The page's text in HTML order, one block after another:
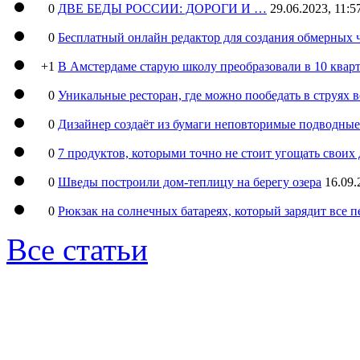
0 ДВЕ БЕДЫ РОССИИ: ДОРОГИ И … 29.06.2023,
0 Бесплатный онлайн редактор для создания обмерных
+1 В Амстердаме старую школу преобразовали в 10
0 Уникальные ресторан, где можно пообедать в струях
0 Дизайнер создаёт из бумаги неповторимые
0 7 продуктов, которыми точно не стоит угощать
0 Шведы построили дом-теплицу на берегу озера
0 Рюкзак на солнечных батареях, который зарядит все
Все статьи